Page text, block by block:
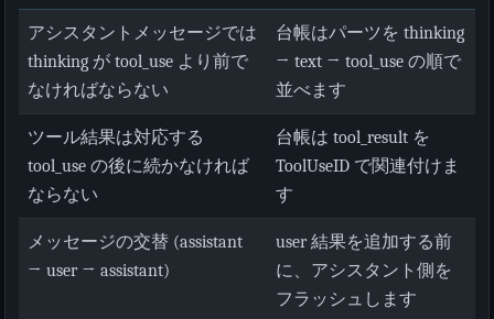
アシスタントメッセージでは
thinking が tool_use より前で
なければならない
台帳はパーツを thinking
→ text → tool_use の順で
並べます
ツール結果は対応する
tool_use の後に続かなければ
ならない
台帳は tool_result を
ToolUseID で関連付けま
す
メッセージの交替 (assistant
→ user → assistant)
user 結果を追加する前
に、アシスタント側を
フラッシュします